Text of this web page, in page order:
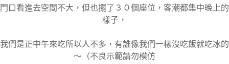
門口看進去空間不大，但也擺了３０個座位，客潮都集中晚上的
樣子，
我們是正中午來吃所以人不多，有誰像我們一樣沒吃飯就吃冰的
～（不良示範請勿模仿